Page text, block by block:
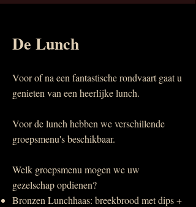
De Lunch
Voor of na een fantastische rondvaart gaat u
genieten van een heerlijke lunch.
Voor de lunch hebben we verschillende
groepsmenu's beschikbaar.
Welk groepsmenu mogen we uw
gezelschap opdienen?​
Bronzen Lunchhaas: breekbrood met dips +